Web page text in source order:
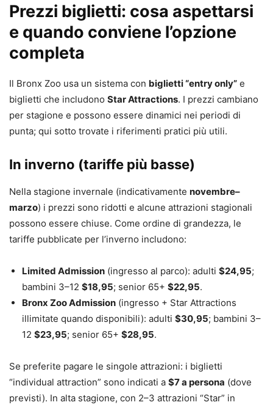
Prezzi biglietti: cosa aspettarsi
e quando conviene l’opzione
completa
Il Bronx Zoo usa un sistema con biglietti “entry only” e
biglietti che includono Star Attractions. I prezzi cambiano
per stagione e possono essere dinamici nei periodi di
punta; qui sotto trovate i riferimenti pratici più utili.
In inverno (tariffe più basse)
Nella stagione invernale (indicativamente novembre–
marzo) i prezzi sono ridotti e alcune attrazioni stagionali
possono essere chiuse. Come ordine di grandezza, le
tariffe pubblicate per l’inverno includono:
Limited Admission (ingresso al parco): adulti $24,95;
bambini 3–12 $18,95; senior 65+ $22,95.
Bronx Zoo Admission (ingresso + Star Attractions
illimitate quando disponibili): adulti $30,95; bambini 3–
12 $23,95; senior 65+ $28,95.
Se preferite pagare le singole attrazioni: i biglietti
“individual attraction” sono indicati a $7 a persona (dove
previsti). In alta stagione, con 2–3 attrazioni “Star” in